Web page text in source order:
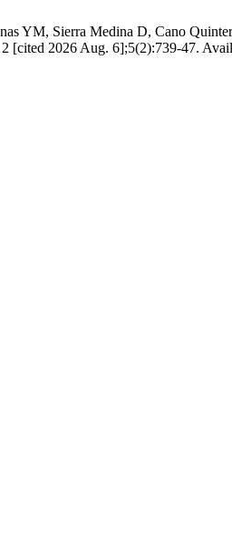
YM, Sierra Medina D, Cano
[cited 2026 Aug. 6];5(2):739-47.